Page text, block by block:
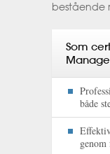
bestående
Som
både